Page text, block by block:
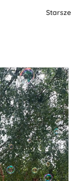
Starsze